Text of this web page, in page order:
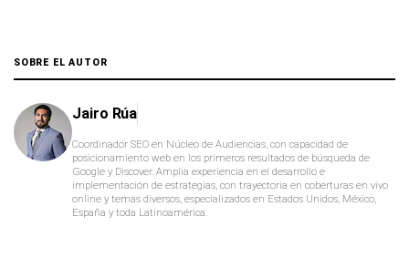
SOBRE EL AUTOR
Jairo Rúa
Coordinador SEO en Núcleo de Audiencias, con capacidad de
posicionamiento web en los primeros resultados de búsqueda de
Google y Discover. Amplia experiencia en el desarrollo e
implementación de estrategias, con trayectoria en coberturas en vivo
online y temas diversos, especializados en Estados Unidos, México,
España y toda Latinoamérica.